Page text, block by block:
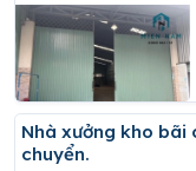
Nhà xưởng kho bãi cho thuê, sản xuất. bưu cục trung
chuyển.